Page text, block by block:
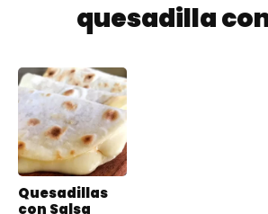
quesadilla
Quesadillas
con Salsa